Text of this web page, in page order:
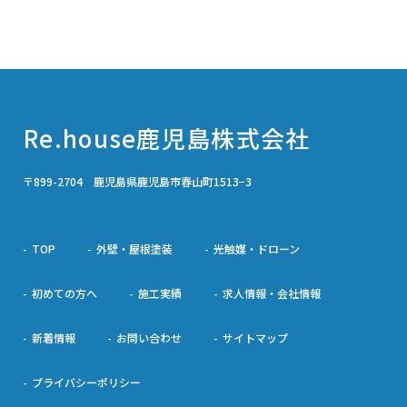
Re.house鹿児島株式会社
〒899-2704 鹿児島県鹿児島市春山町1513−3
TOP 外壁・屋根塗装 光触媒・ドローン
初めての方へ 施工実績 求人情報・会社情報
新着情報 お問い合わせ サイトマップ
プライバシーポリシー